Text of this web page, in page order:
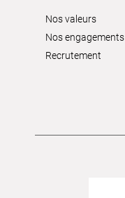
Nos valeurs
Nos engagements
Recrutement